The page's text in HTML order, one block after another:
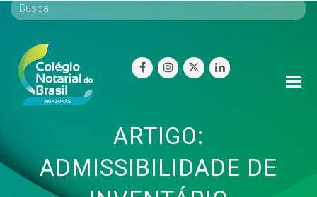
facebookinstagram
twitterlinkedin
ARTIGO:
ADMISSIBILIDADE DE